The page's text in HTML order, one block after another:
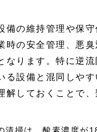
備の維持管理や保
時の安全管理、悪
なります。特に逆
る設備と混同しや
解しておくことで